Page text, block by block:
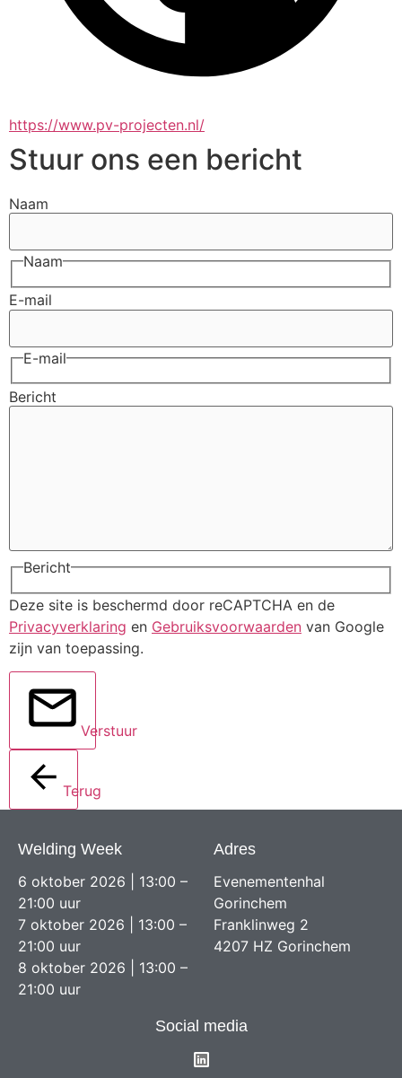
https://www.pv-projecten.nl/
Stuur ons een bericht
Naam
Naam
E-mail
E-mail
Bericht
Bericht
Deze site is beschermd door reCAPTCHA en de
Privacyverklaring en Gebruiksvoorwaarden van Google
zijn van toepassing.
Verstuur
Terug
Welding Week
6 oktober 2026 | 13:00 –
21:00 uur
7 oktober 2026 | 13:00 –
21:00 uur
8 oktober 2026 | 13:00 –
21:00 uur
Adres
Evenementenhal
Gorinchem
Franklinweg 2
4207 HZ Gorinchem
Social media